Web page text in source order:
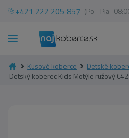
+421 222 205 857 (Po - Pia
Kusové koberce
Detské
Detský koberec Kids Motýle ružový